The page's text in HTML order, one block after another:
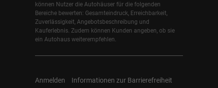
können Nutzer die Autohäuser für die folgenden
Bereiche bewerten: Gesamteindruck, Erreichbarkeit,
Zuverlässigkeit, Angebotsbeschreibung und
Kauferlebnis. Zudem können Kunden angeben, ob sie
ein Autohaus weiterempfehlen.
Anmelden Informationen zur Barrierefreiheit